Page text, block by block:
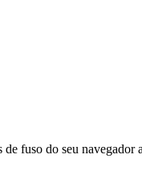
fuso do seu navegador